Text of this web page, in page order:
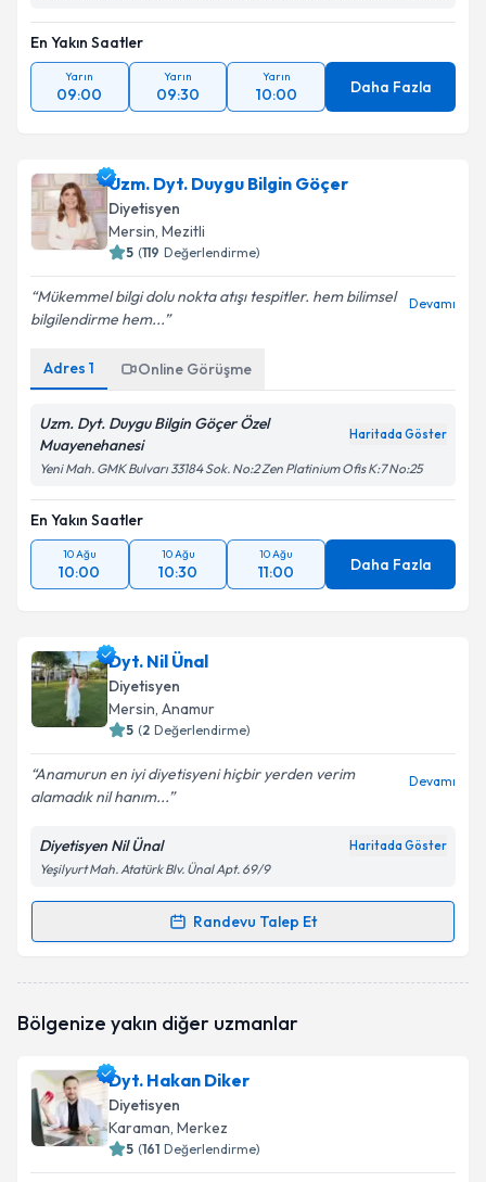
En Yakın Saatler
Yarın
09:00
Yarın
09:30
Yarın
10:00 Daha Fazla
Uzm. Dyt. Duygu Bilgin Göçer
Diyetisyen
Mersin, Mezitli
5 (119 Değerlendirme)
Mükemmel bilgi dolu nokta atışı tespitler. hem bilimsel
bilgilendirme hem...
Devamı
Adres 1 Online Görüşme
Uzm. Dyt. Duygu Bilgin Göçer Özel
Muayenehanesi
Haritada Göster
Yeni Mah. GMK Bulvarı 33184 Sok. No:2 Zen Platinium Ofis K:7 No:25
En Yakın Saatler
10 Ağu
10:00
10 Ağu
10:30
10 Ağu
11:00 Daha Fazla
Dyt. Nil Ünal
Diyetisyen
Mersin, Anamur
5 (2 Değerlendirme)
Anamurun en iyi diyetisyeni hiçbir yerden verim
alamadık nil hanım...
Devamı
Diyetisyen Nil Ünal Haritada Göster
Yeşilyurt Mah. Atatürk Blv. Ünal Apt. 69/9
Randevu Talep Et
Randevu Takvimi Talebi
Size bu uzmandan randevu almanız için bir takvim
E-posta Adresiniz
Bölgenize yakın diğer uzmanlar
Dyt. Hakan Diker
Diyetisyen
Karaman, Merkez
5 (161 Değerlendirme)